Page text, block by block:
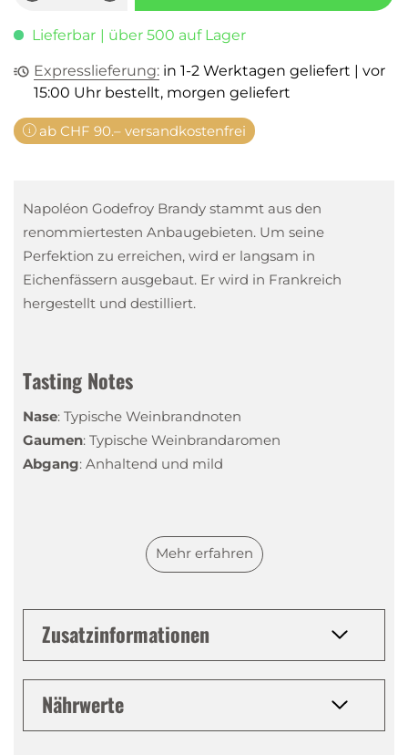
Lieferbar | über 500 auf Lager
Expresslieferung: in 1-2 Werktagen geliefert | vor
15:00 Uhr bestellt, morgen geliefert
ab CHF 90.– versandkostenfrei
Napoléon Godefroy Brandy stammt aus den
renommiertesten Anbaugebieten. Um seine
Perfektion zu erreichen, wird er langsam in
Eichenfässern ausgebaut. Er wird in Frankreich
hergestellt und destilliert.
Tasting Notes
Nase: Typische Weinbrandnoten
Gaumen: Typische Weinbrandaromen
Abgang: Anhaltend und mild
Mehr erfahren
Zusatzinformationen
Nährwerte